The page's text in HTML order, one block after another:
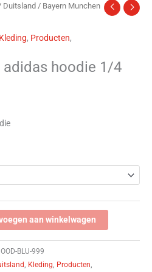
Duitsland / Bayern Munchen
Kleding, Producten,
adidas hoodie 1/4
aan winkelwagen
BLU-999
, Kleding, Producten,